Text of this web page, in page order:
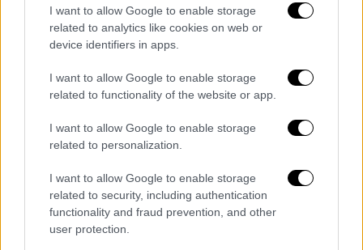
I want to allow Google to enable storage
related to analytics like cookies on web or
device identifiers in apps.
I want to allow Google to enable storage
related to functionality of the website or app.
I want to allow Google to enable storage
related to personalization.
I want to allow Google to enable storage
related to security, including authentication
functionality and fraud prevention, and other
user protection.
Την ίδια στιγμή, σε συναγερμό παραμένει
Πολωνία, μετά την «επίθεση» που υπέστη.
Όπως κατήγγειλαν οι ένοπλες δυνάμεις της,
τα ραντάρ τους «έπιασαν»πάνω από 10
drones να παραβιάζουν τον εναέριο χώρο
ρωσικής επιδρομής
στην Ουκρανία. Μάλιστα, ο Πολωνός
προετοιμαστούμεγια διάφορα σενάρια».
«Η κατάσταση είναι σοβαρή», λέει ο
Τουσκ